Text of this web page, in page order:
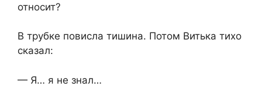
относит?
В трубке повисла тишина. Потом Витька тихо
сказал:
— Я… я не знал…